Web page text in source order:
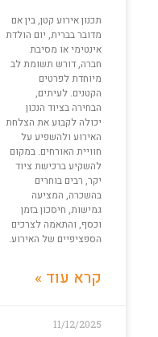
תכנון אירוע קטן, בין אם
מדובר בברית, יום הולדת
אינטימי או מסיבת
חברה, דורש תשומת לב
מיוחדת לפרטים
הקטנים. לעיתים,
הבחירה בציוד הנכון
יכולה לקבוע את הצלחת
האירוע ולהשפיע על
חוויית האורחים. במקום
להשקיע ברכישת ציוד
יקר, רבים בוחרים
בהשכרה, המציעה
גמישות, חיסכון בזמן
וכסף, והתאמה לצרכים
הספציפיים של האירוע.
קרא עוד »
11/12/2025